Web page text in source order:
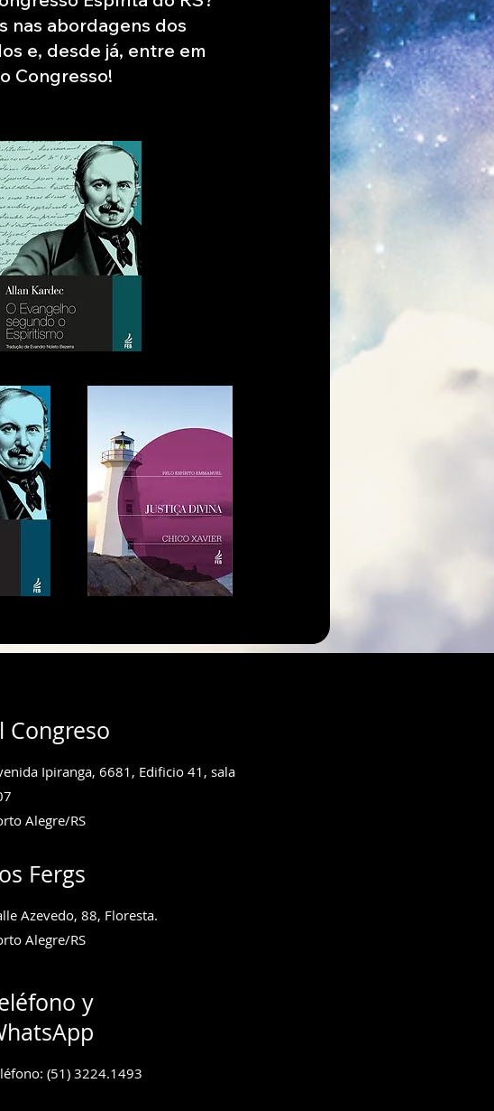
nas abordagens dos
e, desde já, entre em
Congresso!
Congreso
Ipiranga, 6681, Edificio 41, sala
Alegre/RS
Fergs
Azevedo, 88, Floresta.
Alegre/RS
y
(51) 3224.1493